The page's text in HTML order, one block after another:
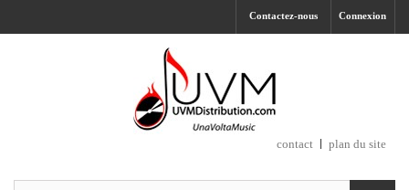
Connexion
Contactez-nous
contact plan du site